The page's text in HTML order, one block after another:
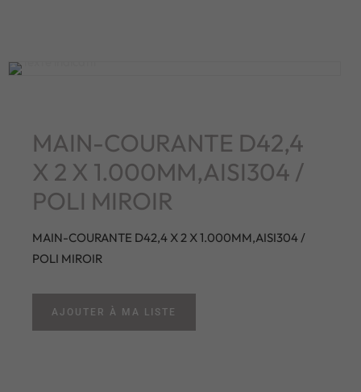
MAIN-COURANTE D42,4
X 2 X 1.000MM,AISI304 /
POLI MIROIR
MAIN-COURANTE D42,4 X 2 X 1.000MM,AISI304 /
POLI MIROIR
AJOUTER À MA LISTE